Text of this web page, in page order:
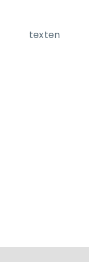
texten